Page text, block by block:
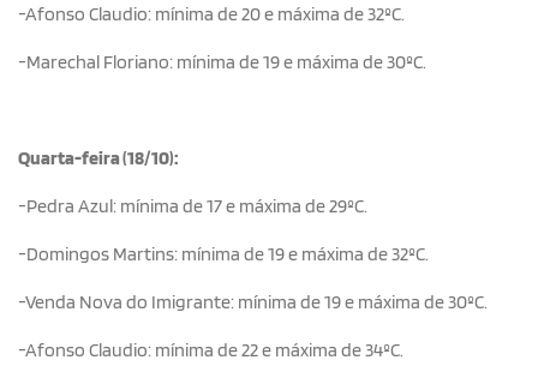
-Afonso Claudio: mínima de 20 e máxima de 32ºC.
-Marechal Floriano: mínima de 19 e máxima de 30ºC.
Quarta-feira (18/10):
-Pedra Azul: mínima de 17 e máxima de 29ºC.
-Domingos Martins: mínima de 19 e máxima de 32ºC.
-Venda Nova do Imigrante: mínima de 19 e máxima de 30ºC.
-Afonso Claudio: mínima de 22 e máxima de 34ºC.